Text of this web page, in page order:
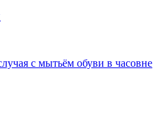
с мытьём обуви в часовне